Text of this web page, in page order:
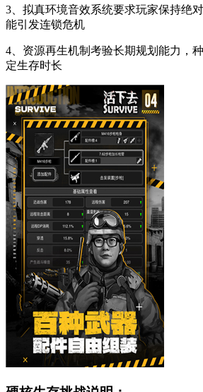
3、拟真环境音效系统要求玩家保持绝
能引发连锁危机
4、资源再生机制考验长期规划能力，
定生存时长